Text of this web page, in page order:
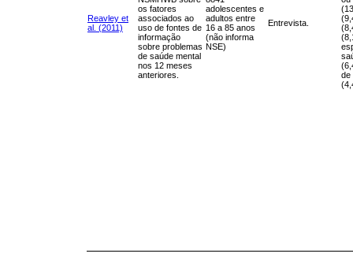
Reavley et
al. (2011)
os fatores
associados ao
uso de fontes de
informação
sobre problemas
de saúde mental
nos 12 meses
anteriores.
adolescentes e
adultos entre
16 a 85 anos
(não informa
NSE)
Entrevista.
de